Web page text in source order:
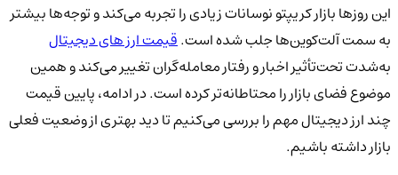
این روزها بازار کریپتو نوسانات زیادی را تجربه می‌کند و توجه‌ها بیشتر
به سمت آلت‌کوین‌ها جلب شده است.قیمت ارز های دیجیتال
به‌شدت تحت‌تأثیر اخبار و رفتار معامله‌گران تغییر می‌کند و همین
موضوع فضای بازار را محتاطانه‌تر کرده است. در ادامه، پایین قیمت
چند ارز دیجیتال مهم را بررسی می‌کنیم تا دید بهتری از وضعیت فعلی
بازار داشته باشیم.